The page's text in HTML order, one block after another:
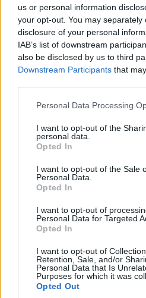
us or personal information
your opt-out. You may
disclosure of your personal
IAB’s list of downstream
also be disclosed by us to third
Downstream Participants that
Please note that this website/app
not limited to your visit or usage
grant or deny consent to Google
use your data for below specified
consent section.
Personal Data Processing
I want to opt-out of the
personal data.
Opted In
I want to opt-out of the Sale
Personal Data.
Opted In
I want to opt-out of
Personal Data for Targeted
Opted In
I want to opt-out of
Retention, Sale, and/or
Personal Data that Is
Purposes for which it was
Opted Out
Χαλκιδική: Σε εξέλιξη οι
στο νερό της Σίβηρης
5/08/2026 - 5:44μμ